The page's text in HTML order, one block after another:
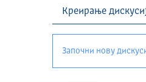
Започни нову